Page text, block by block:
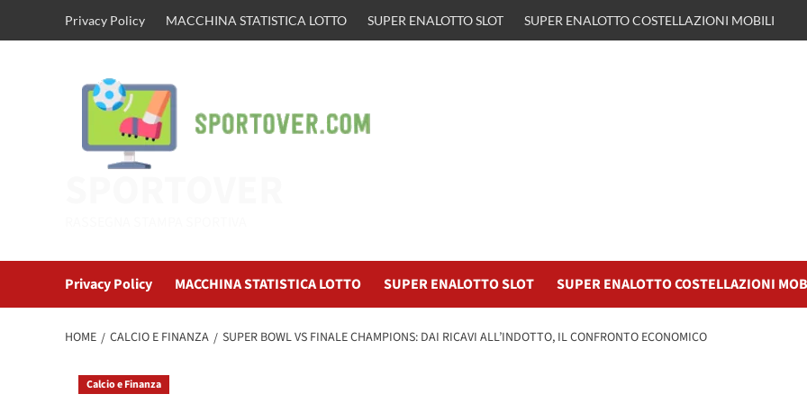
Privacy Policy MACCHINA STATISTICA LOTTO SUPER ENALOTTO SLOT SUPER ENALOTTO COSTELLAZIONI MOBILI
Privacy Policy MACCHINA STATISTICA LOTTO SUPER ENALOTTO SLOT SUPER ENALOTTO COSTELLAZIONI
HOME CALCIO E FINANZA SUPER BOWL VS FINALE CHAMPIONS: DAI RICAVI ALL’INDOTTO, IL CONFRONTO ECONOMICO
Calcio e Finanza